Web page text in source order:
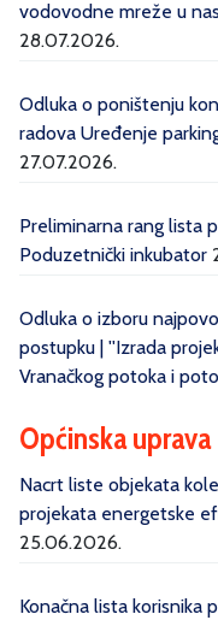
vodovodne mreže u
28.07.2026.
Odluka o poništenju
radova Uređenje
27.07.2026.
Preliminarna rang lista
Poduzetnički inkubator
Odluka o izboru
postupku | ''Izrada
Vranačkog potoka i
Općinska uprava
Nacrt liste objekata
projekata energetske
25.06.2026.
Konačna lista korisnika